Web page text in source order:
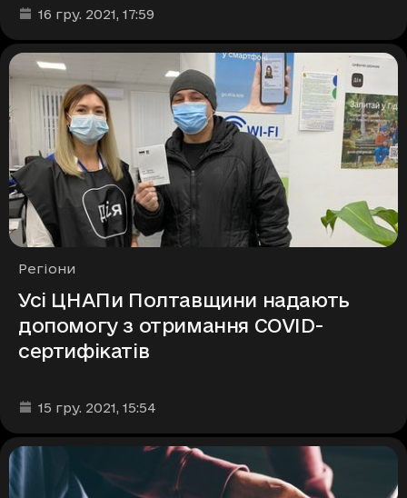
Дата та час публікації
16 гру. 2021, 17:59
Рубрики
Регіони
Усі ЦНАПи Полтавщини надають
допомогу з отримання СOVID-
сертифікатів
Дата та час публікації
15 гру. 2021, 15:54